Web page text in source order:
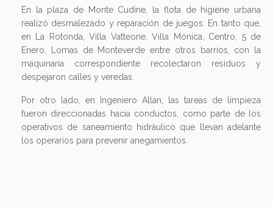
En la plaza de Monte Cudine, la flota de higiene urbana
realizó desmalezado y reparación de juegos. En tanto que,
en La Rotonda, Villa Vatteone, Villa Mónica, Centro, 5 de
Enero, Lomas de Monteverde entre otros barrios, con la
maquinaria correspondiente recolectaron residuos y
despejaron calles y veredas.
Por otro lado, en Ingeniero Allan, las tareas de limpieza
fueron direccionadas hacia conductos, como parte de los
operativos de saneamiento hidráulico que llevan adelante
los operarios para prevenir anegamientos.